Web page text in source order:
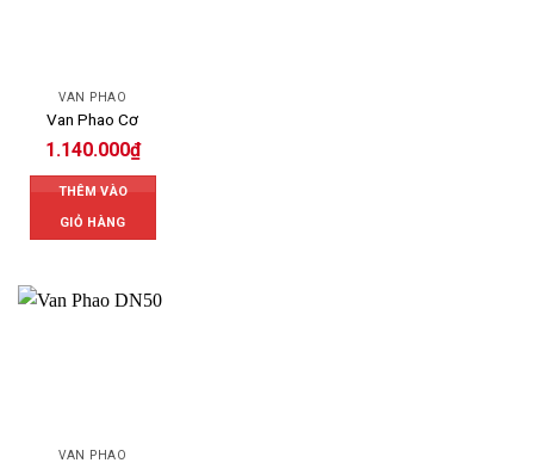
VAN PHAO
Van Phao Cơ
1.140.000₫
THÊM VÀO
GIỎ HÀNG
VAN PHAO